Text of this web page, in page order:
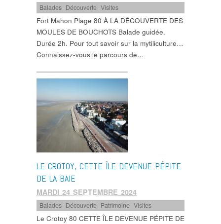
Balades Découverte ,Visites
Fort Mahon Plage 80 À LA DÉCOUVERTE DES
MOULES DE BOUCHOTS Balade guidée.
Durée 2h. Pour tout savoir sur la mytiliculture…
Connaissez-vous le parcours de…
LE CROTOY, CETTE ÎLE DEVENUE PÉPITE
DE LA BAIE
MARDI 24 SEPTEMBRE 2024
Balades Découverte Patrimoine ,Visites
Le Crotoy 80 CETTE ÎLE DEVENUE PÉPITE DE